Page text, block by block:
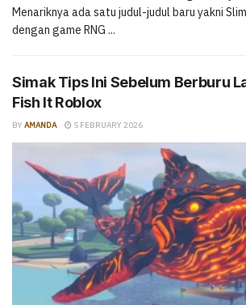
Menariknya ada satu judul-judul baru yakni
dengan game RNG ...
Simak Tips Ini Sebelum Berburu
Fish It Roblox
BY AMANDA 5 FEBRUARY 2026